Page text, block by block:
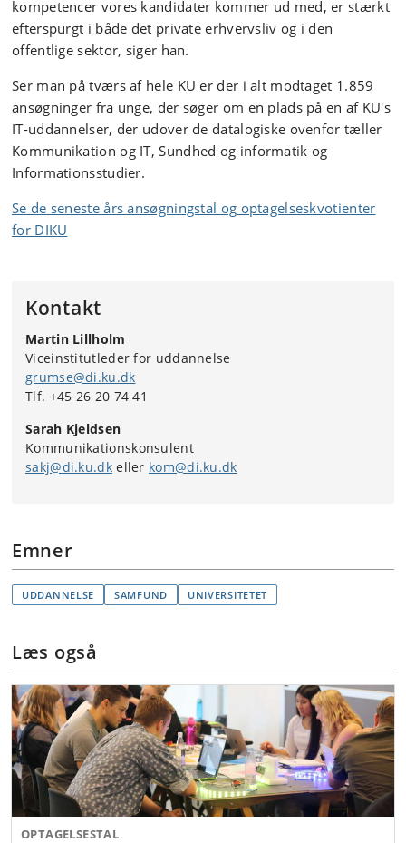
kompetencer vores kandidater kommer ud med, er stærkt
efterspurgt i både det private erhvervsliv og i den
offentlige sektor, siger han.
Ser man på tværs af hele KU er der i alt modtaget 1.859
ansøgninger fra unge, der søger om en plads på en af KU's
IT-uddannelser, der udover de datalogiske ovenfor tæller
Kommunikation og IT, Sundhed og informatik og
Informationsstudier.
Se de seneste års ansøgningstal og optagelseskvotienter
for DIKU
Kontakt
Martin Lillholm
Viceinstitutleder for uddannelse
grumse@di.ku.dk
Tlf. +45 26 20 74 41
Sarah Kjeldsen
Kommunikationskonsulent
sakj@di.ku.dkeller kom@di.ku.dk
Emner
UDDANNELSE SAMFUND UNIVERSITETET
Læs også
OPTAGELSESTAL